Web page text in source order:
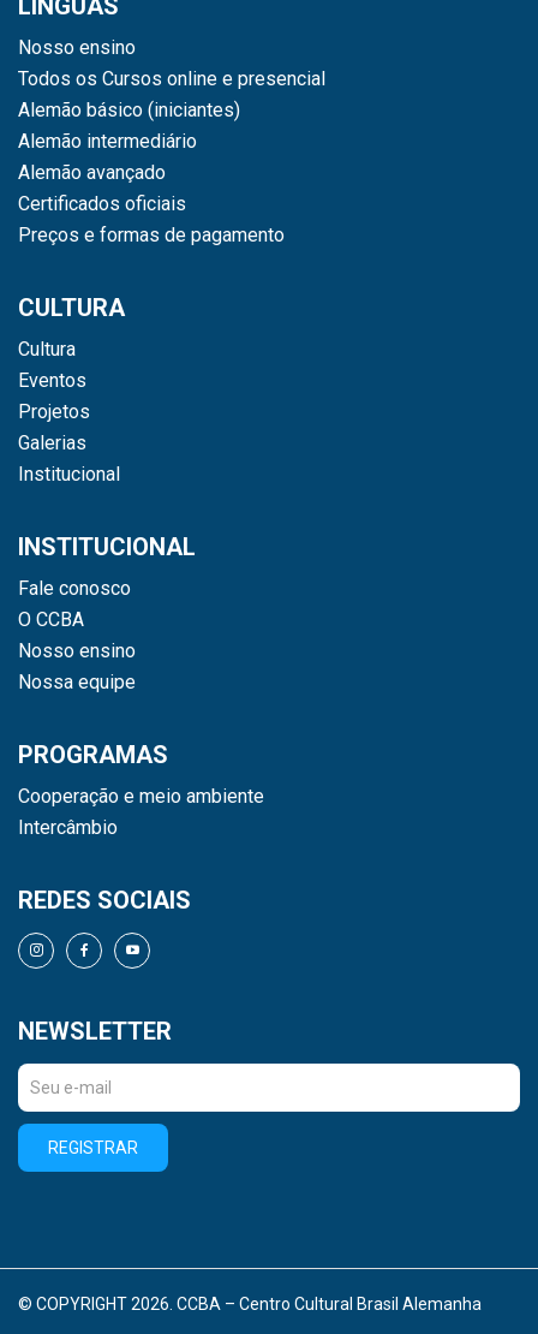
Nosso ensino
Todos os Cursos online e presencial
Alemão básico (iniciantes)
Alemão intermediário
Alemão avançado
Certificados oficiais
Preços e formas de pagamento
CULTURA
Cultura
Eventos
Projetos
Galerias
Institucional
INSTITUCIONAL
Fale conosco
O CCBA
Nosso ensino
Nossa equipe
PROGRAMAS
Cooperação e meio ambiente
Intercâmbio
REDES SOCIAIS
NEWSLETTER
REGISTRAR
© COPYRIGHT 2026. CCBA – Centro Cultural Brasil Alemanha